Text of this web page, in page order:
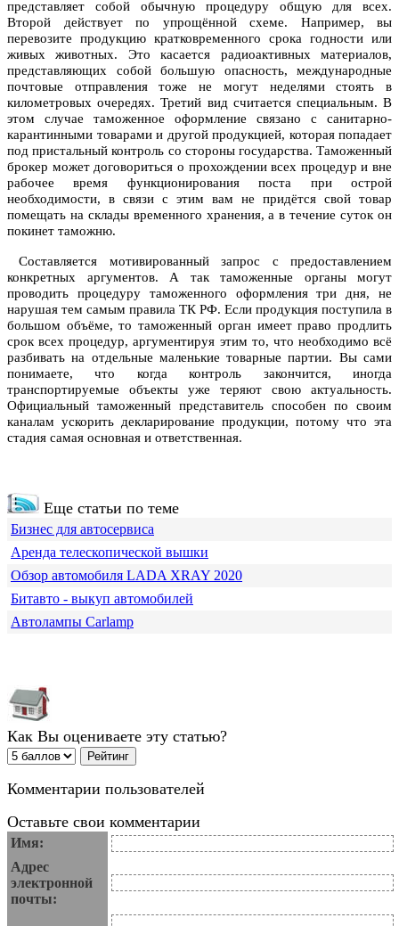
представляет собой обычную процедуру общую для всех.
Второй действует по упрощённой схеме. Например, вы
перевозите продукцию кратковременного срока годности или
живых животных. Это касается радиоактивных материалов,
представляющих собой большую опасность, международные
почтовые отправления тоже не могут неделями стоять в
километровых очередях. Третий вид считается специальным. В
этом случае таможенное оформление связано с санитарно-
карантинными товарами и другой продукцией, которая попадает
под пристальный контроль со стороны государства. Таможенный
брокер может договориться о прохождении всех процедур и вне
рабочее время функционирования поста при острой
необходимости, в связи с этим вам не придётся свой товар
помещать на склады временного хранения, а в течение суток он
покинет таможню.
Составляется мотивированный запрос с предоставлением
конкретных аргументов. А так таможенные органы могут
проводить процедуру таможенного оформления три дня, не
нарушая тем самым правила ТК РФ. Если продукция поступила в
большом объёме, то таможенный орган имеет право продлить
срок всех процедур, аргументируя этим то, что необходимо всё
разбивать на отдельные маленькие товарные партии. Вы сами
понимаете, что когда контроль закончится, иногда
транспортируемые объекты уже теряют свою актуальность.
Официальный таможенный представитель способен по своим
каналам ускорить декларирование продукции, потому что эта
стадия самая основная и ответственная.
Еще статьи по теме
Бизнес для автосервиса
Аренда телескопической вышки
Обзор автомобиля LADA XRAY 2020
Битавто - выкуп автомобилей
Автолампы Carlamp
Как Вы оцениваете эту статью?
Комментарии пользователей
Оставьте свои комментарии
Имя:
Адрес
электронной
почты: